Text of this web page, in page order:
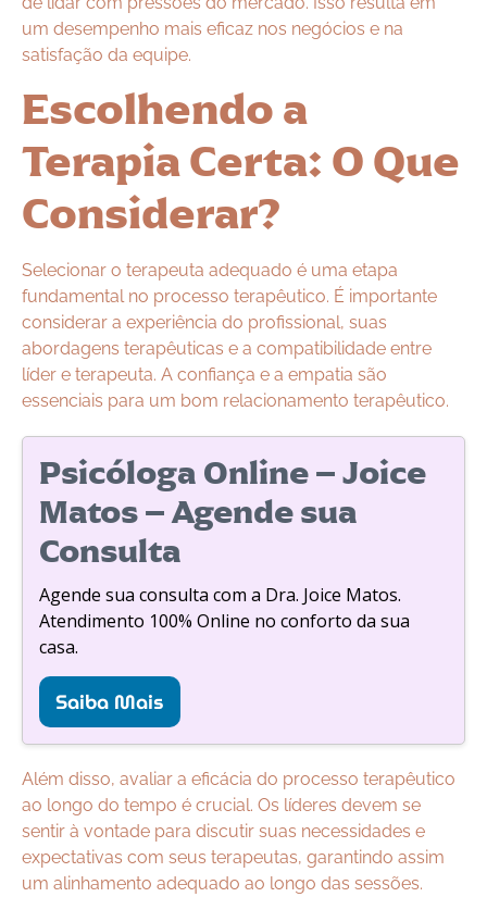
um desempenho mais eficaz nos negócios e na
satisfação da equipe.
Escolhendo a
Terapia Certa: O Que
Considerar?
Selecionar o terapeuta adequado é uma etapa
fundamental no processo terapêutico. É importante
considerar a experiência do profissional, suas
abordagens terapêuticas e a compatibilidade entre
líder e terapeuta. A confiança e a empatia são
essenciais para um bom relacionamento terapêutico.
Psicóloga Online – Joice
Matos – Agende sua
Consulta
Agende sua consulta com a Dra. Joice Matos.
Atendimento 100% Online no conforto da sua
casa.
Saiba Mais
Além disso, avaliar a eficácia do processo terapêutico
ao longo do tempo é crucial. Os líderes devem se
sentir à vontade para discutir suas necessidades e
expectativas com seus terapeutas, garantindo assim
um alinhamento adequado ao longo das sessões.